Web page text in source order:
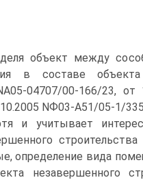
объект между
в составе
04707/00-166/23,
NФ03-А51/05-1/
и учитывает
определение вида
незавершенного